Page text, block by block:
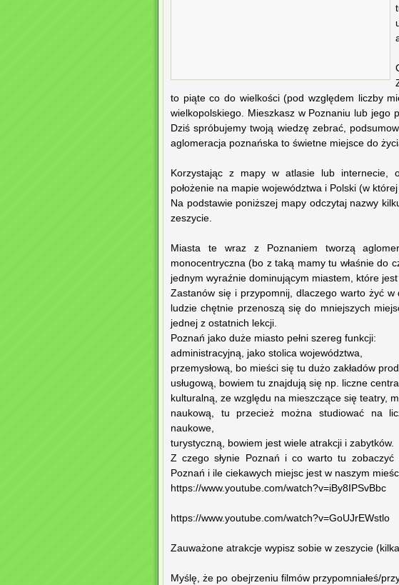
to piąte co do wielkości (pod względem liczby
wielkopolskiego. Mieszkasz w Poznaniu lub jego
Dziś spróbujemy twoją wiedzę zebrać,
aglomeracja poznańska to świetne miejsce do
Korzystając z mapy w atlasie lub internecie,
położenie na mapie województwa i Polski (w
Na podstawie poniższej mapy odczytaj nazwy
zeszycie.
Miasta te wraz z Poznaniem tworzą
monocentryczna (bo z taką mamy tu właśnie do
jednym wyraźnie dominującym miastem, które
Zastanów się i przypomnij, dlaczego warto żyć
ludzie chętnie przenoszą się do mniejszych
jednej z ostatnich lekcji.
Poznań jako duże miasto pełni szereg funkcji:
administracyjną, jako stolica województwa,
przemysłową, bo mieści się tu dużo zakładów
usługową, bowiem tu znajdują się np. liczne
kulturalną, ze względu na mieszczące się teatry,
naukową, tu przecież można studiować na
naukowe,
turystyczną, bowiem jest wiele atrakcji i zabytków.
Z czego słynie Poznań i co warto tu
Poznań i ile ciekawych miejsc jest w naszym
https://www.youtube.com/watch?v=iBy8IPSvBbc
https://www.youtube.com/watch?v=GoUJrEWstlo
Zauważone atrakcje wypisz sobie w zeszycie
Myślę, że po obejrzeniu filmów przypomniałeś/